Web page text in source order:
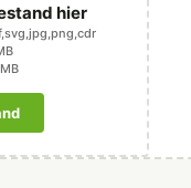
hier